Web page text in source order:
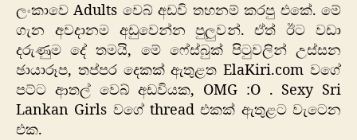
ලංකාවෙ Adults වෙබ් අඩවි තහනම් කරපු එකේ. මේ
ගැන අවදානම අඩුවෙන්න පුලුවන්. ඒත් ඊට වඩා
දරුණුම දේ තමයි, මේ ෆේස්බුක් පිටුවලින් උස්සන
ඡායාරූප, තප්පර දෙකක් ඇතුළත ElaKiri.com වගේ
පට්ට ආතල් වෙබ් අඩවියක, OMG :O . Sexy Sri
Lankan Girls වගේ thread එකක් ඇතුළට වැටෙන
එක.